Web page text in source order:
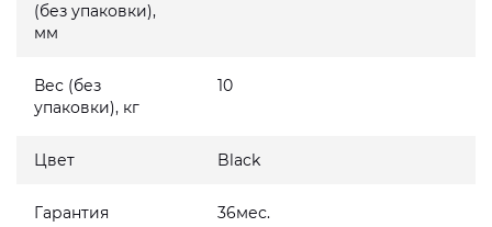
(без упаковки),
мм
Вес (без
упаковки), кг
10
Цвет Black
Гарантия 36мес.